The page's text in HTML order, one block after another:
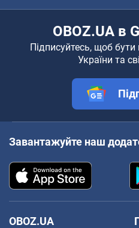
OBOZ.UA в
Підписуйтесь, щоб бути
України та
Завантажуйте наш
OBOZ.UA